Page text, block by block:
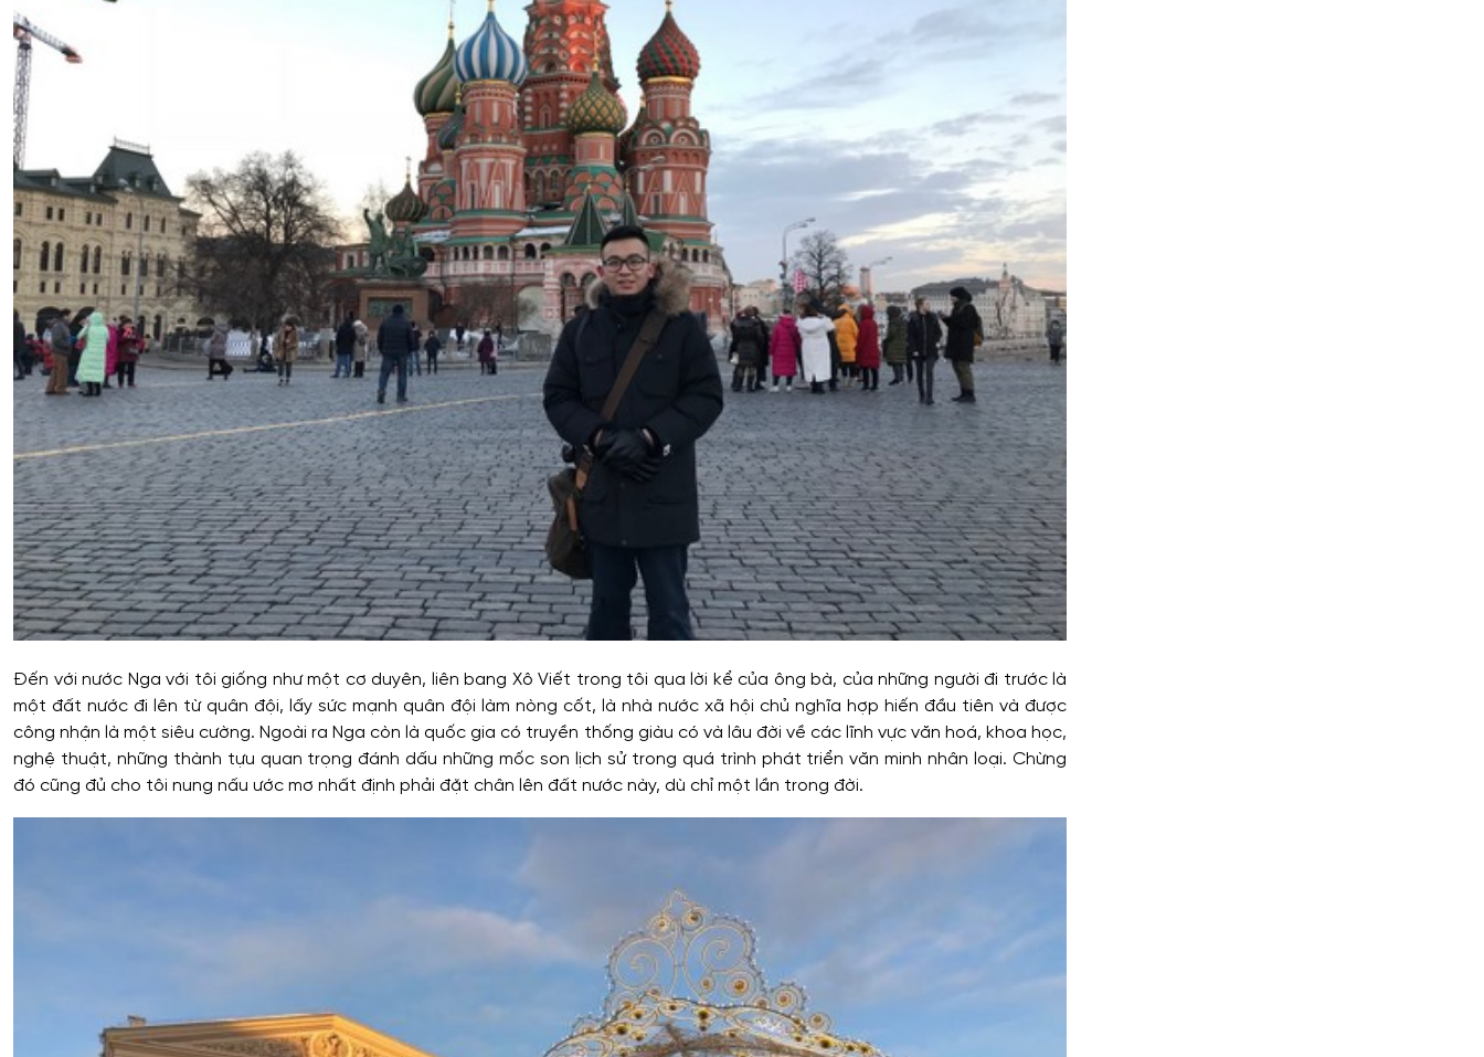
Đến với nước Nga với tôi giống như một cơ duyên, liên bang Xô Viết trong tôi qua lời kể của ông bà, của những người đi trước là
một đất nước đi lên từ quân đội, lấy sức mạnh quân đội làm nòng cốt, là nhà nước xã hội chủ nghĩa hợp hiến đầu tiên và được
công nhận là một siêu cường. Ngoài ra Nga còn là quốc gia có truyền thống giàu có và lâu đời về các lĩnh vực văn hoá, khoa học,
nghệ thuật, những thành tựu quan trọng đánh dấu những mốc son lịch sử trong quá trình phát triển văn minh nhân loại. Chừng
đó cũng đủ cho tôi nung nấu ước mơ nhất định phải đặt chân lên đất nước này, dù chỉ một lần trong đời.